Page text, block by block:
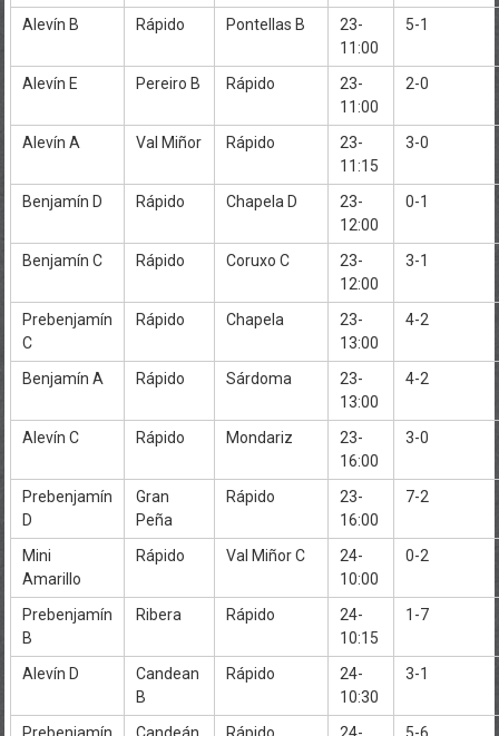
Alevín B Rápido Pontellas B
23-
11:00
5-1
Alevín E Pereiro B Rápido
23-
11:00
2-0
Alevín A Val Miñor Rápido
23-
11:15
3-0
Benjamín D Rápido Chapela D
23-
12:00
0-1
Benjamín C Rápido Coruxo C
23-
12:00
3-1
Prebenjamín
C
Rápido Chapela
23-
13:00
4-2
Benjamín A Rápido Sárdoma
23-
13:00
4-2
Alevín C Rápido Mondariz
23-
16:00
3-0
Prebenjamín
D
Gran
Peña
Rápido
23-
16:00
7-2
Mini
Amarillo
Rápido Val Miñor C
24-
10:00
0-2
Prebenjamín
B
Ribera Rápido
24-
10:15
1-7
Alevín D
Candean
B
Rápido
24-
10:30
3-1